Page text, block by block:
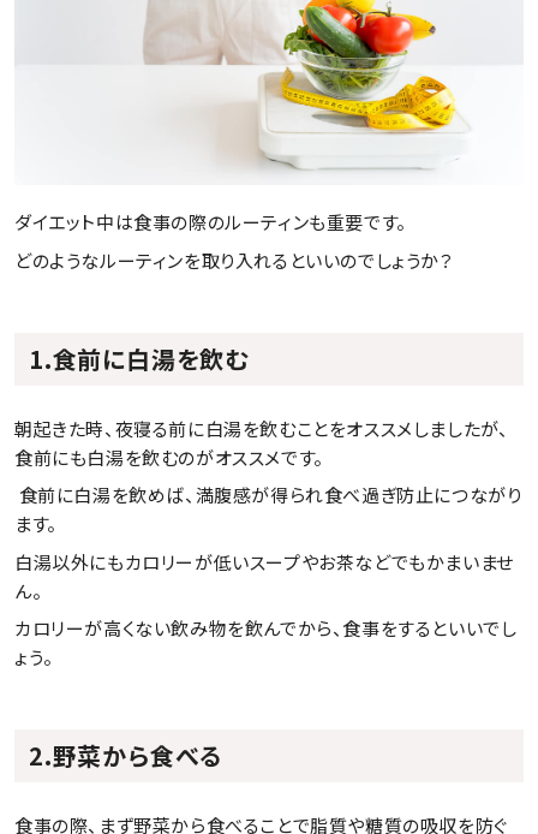
ダイエット中は食事の際のルーティンも重要です。
どのようなルーティンを取り入れるといいのでしょうか？
1.食前に白湯を飲む
朝起きた時、夜寝る前に白湯を飲むことをオススメしましたが、
食前にも白湯を飲むのがオススメです。
食前に白湯を飲めば、満腹感が得られ食べ過ぎ防止につながり
ます。
白湯以外にもカロリーが低いスープやお茶などでもかまいませ
ん。
カロリーが高くない飲み物を飲んでから、食事をするといいでし
ょう。
2.野菜から食べる
食事の際、まず野菜から食べることで脂質や糖質の吸収を防ぐ